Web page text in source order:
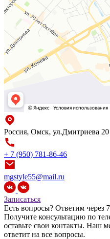
Россия, Омск, ул.Дмитриева
+ 7 (950) 781-86-46
mgstyle55@mail.ru
Записаться
Есть вопросы? Ответим через
Получите консультацию по
оставьте свои контакты. Наш
ответит на все вопросы.